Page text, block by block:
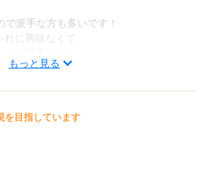
派手な方も多いです！
れに興味なくて
よ～！
低い
もっと見る
を目指しています